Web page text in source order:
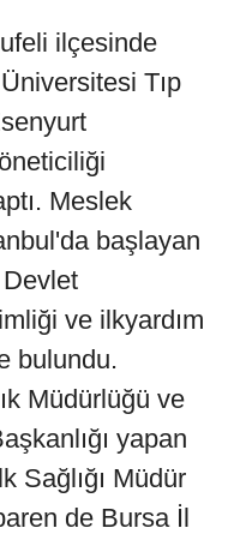
ilçesinde
Tıp
Meslek
başlayan
ve ilkyardım
bulundu.
Müdürlüğü ve
yapan
Sağlığı Müdür
de Bursa İl